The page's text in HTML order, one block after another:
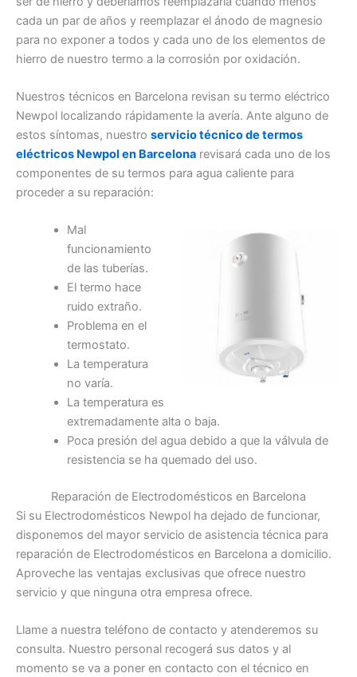
cada un par de años y reemplazar el ánodo de magnesio
para no exponer a todos y cada uno de los elementos de
hierro de nuestro termo a la corrosión por oxidación.
Nuestros técnicos en Barcelona revisan su termo eléctrico
Newpol localizando rápidamente la avería. Ante alguno de
estos síntomas, nuestro servicio técnico de termos
eléctricos Newpol en Barcelona revisará cada uno de los
componentes de su termos para agua caliente para
proceder a su reparación:
Mal
funcionamiento
de las tuberías.
El termo hace
ruido extraño.
Problema en el
termostato.
La temperatura
no varía.
La temperatura es
extremadamente alta o baja.
Poca presión del agua debido a que la válvula de
resistencia se ha quemado del uso.
Reparación de Electrodomésticos en Barcelona
Si su Electrodomésticos Newpol ha dejado de funcionar,
disponemos del mayor servicio de asistencia técnica para
reparación de Electrodomésticos en Barcelona a domicilio.
Aproveche las ventajas exclusivas que ofrece nuestro
servicio y que ninguna otra empresa ofrece.
Llame a nuestra teléfono de contacto y atenderemos su
consulta. Nuestro personal recogerá sus datos y al
momento se va a poner en contacto con el técnico en